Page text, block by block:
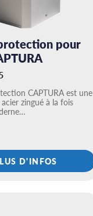
pour
CAPTURA est une
zingué à la fois
D'INFOS